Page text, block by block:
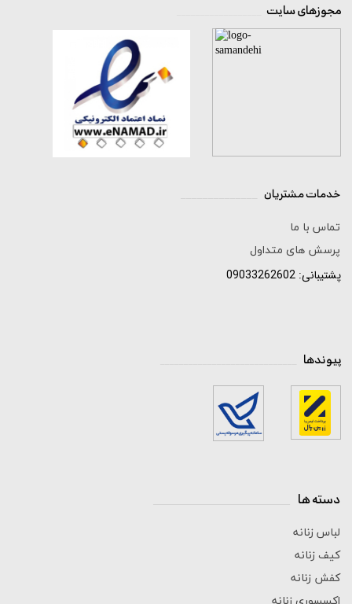
تماس با ما
پرسش های متداول
لباس زنانه
کیف زنانه
کفش زنانه
پشتیبانی: 09033262602
مجوزهای سایت
پیوندها
دسته ها
خدمات مشتریان